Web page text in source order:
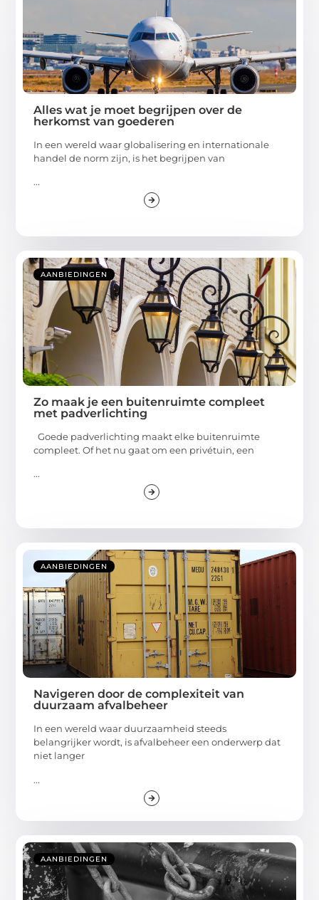
Alles wat je moet begrijpen over de
herkomst van goederen
In een wereld waar globalisering en internationale
handel de norm zijn, is het begrijpen van
...
AANBIEDINGEN
Zo maak je een buitenruimte compleet
met padverlichting
Goede padverlichting maakt elke buitenruimte
compleet. Of het nu gaat om een privétuin, een
...
AANBIEDINGEN
Navigeren door de complexiteit van
duurzaam afvalbeheer
In een wereld waar duurzaamheid steeds
belangrijker wordt, is afvalbeheer een onderwerp dat
niet langer
...
AANBIEDINGEN